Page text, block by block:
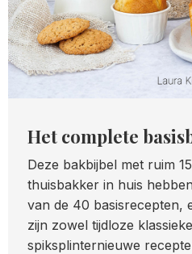
Het complete
Deze bakbijbel met ruim
thuisbakker in huis
van de 40 basisrecepten,
zijn zowel tijdloze
spiksplinternieuwe